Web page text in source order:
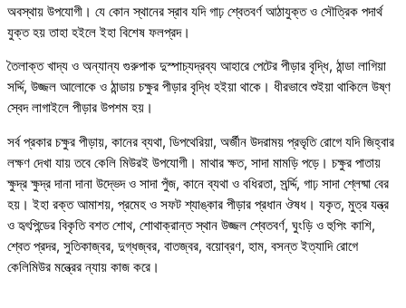
অবস্থায় উপযোগী। যে কোন স্থানের স্রাব যদি গাঢ় শ্বেতবর্ণ আঠাযুক্ত ও সৌত্রিক পদার্থ
যুক্ত হয় তাহা হইলে ইহা বিশেষ ফলপ্রদ।
তৈলাক্ত খাদ্য ও অন্যান্য গুরুপাক দুস্পাচ্যদ্রব্য আহারে পেটের পীড়ার বৃদ্ধি, ঠান্ডা লাগিয়া
সর্দ্দি, উজ্জল আলোকে ও ঠান্ডায় চক্ষুর পীড়ার বৃদ্ধি হইয়া থাকে। ধীরভাবে শুইয়া থাকিলে উষ্ণ
স্বেদ লাগাইলে পীড়ার উপশম হয়।
সর্ব প্রকার চক্ষুর পীড়ায়, কানের ব্যথা, ডিপথেরিয়া, অর্জীন উদরাময় প্রভৃতি রোগে যদি জিহ্বার
লক্ষণ দেখা যায় তবে কেলি মিউরই উপযোগী। মাথার ক্ষত, সাদা মামড়ি পড়ে। চক্ষুর পাতায়
ক্ষুদ্র ক্ষুদ্র দানা দানা উদ্ভেদ ও সাদা পুঁজ, কানে ব্যথা ও বধিরতা, সর্র্দ্দি, গাঢ় সাদা শ্লেষ্মা বের
হয়। ইহা রক্ত আমাশয়, প্রমেহ ও সফট শ্যাঙ্কার পীড়ার প্রধান ঔষধ। যকৃত, মুত্র যন্ত্র
ও হৃৎপিন্ডের বিকৃতি বশত শোথ, শোথাক্রান্ত স্থান উজ্জল শ্বেতবর্ণ, ঘুংড়ি ও হুপিং কাশি,
শ্বেত প্রদর, সুতিকাজ্বর, দুগ্ধজ্বর, বাতজ্বর, বয়োব্রণ, হাম, বসন্ত ইত্যাদি রোগে
কেলিমিউর মন্ত্রের ন্যায় কাজ করে।